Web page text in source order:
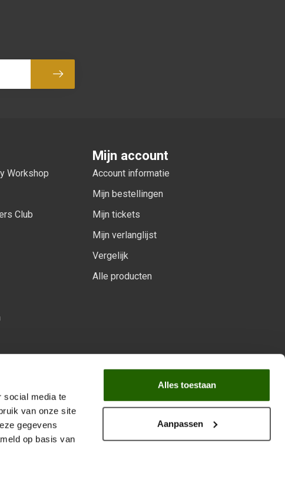
social media te
van onze site
gegevens
op basis van
Alles toestaan
Aanpassen
Abonneer
Workshop
Club
Mijn account
Account informatie
Mijn bestellingen
Mijn tickets
Mijn verlanglijst
Vergelijk
Alle producten